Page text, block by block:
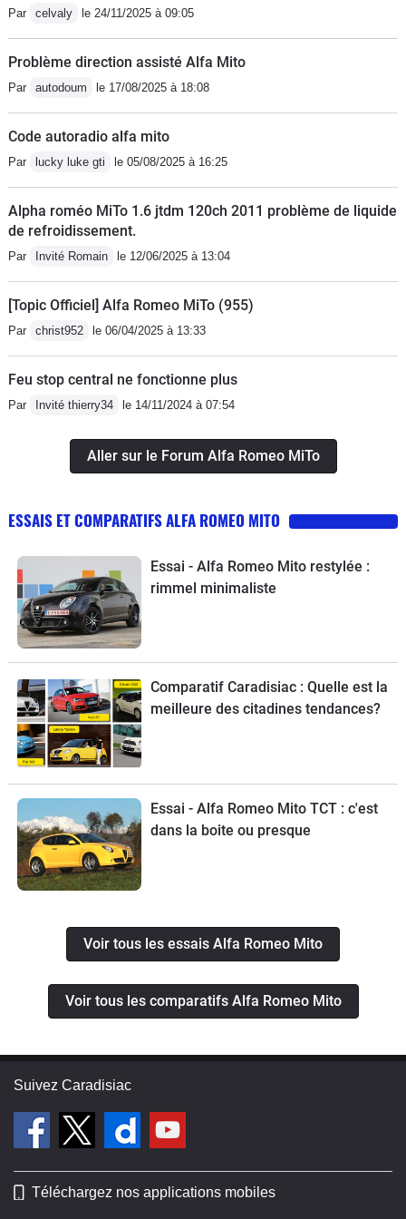
Par celvaly le 24/11/2025 à 09:05
Problème direction assisté Alfa Mito
Par autodoum le 17/08/2025 à 18:08
Code autoradio alfa mito
Par lucky luke gti le 05/08/2025 à 16:25
Alpha roméo MiTo 1.6 jtdm 120ch 2011 problème de liquide
de refroidissement.
Par Invité Romain le 12/06/2025 à 13:04
[Topic Officiel] Alfa Romeo MiTo (955)
Par christ952 le 06/04/2025 à 13:33
Feu stop central ne fonctionne plus
Par Invité thierry34 le 14/11/2024 à 07:54
Aller sur le Forum Alfa Romeo MiTo
ESSAIS ET COMPARATIFS ALFA ROMEO MITO
Essai - Alfa Romeo Mito restylée :
rimmel minimaliste
Comparatif Caradisiac : Quelle est la
meilleure des citadines tendances?
Essai - Alfa Romeo Mito TCT : c'est
dans la boite ou presque
Voir tous les essais Alfa Romeo Mito
Voir tous les comparatifs Alfa Romeo Mito
Suivez Caradisiac
Téléchargez nos applications mobiles